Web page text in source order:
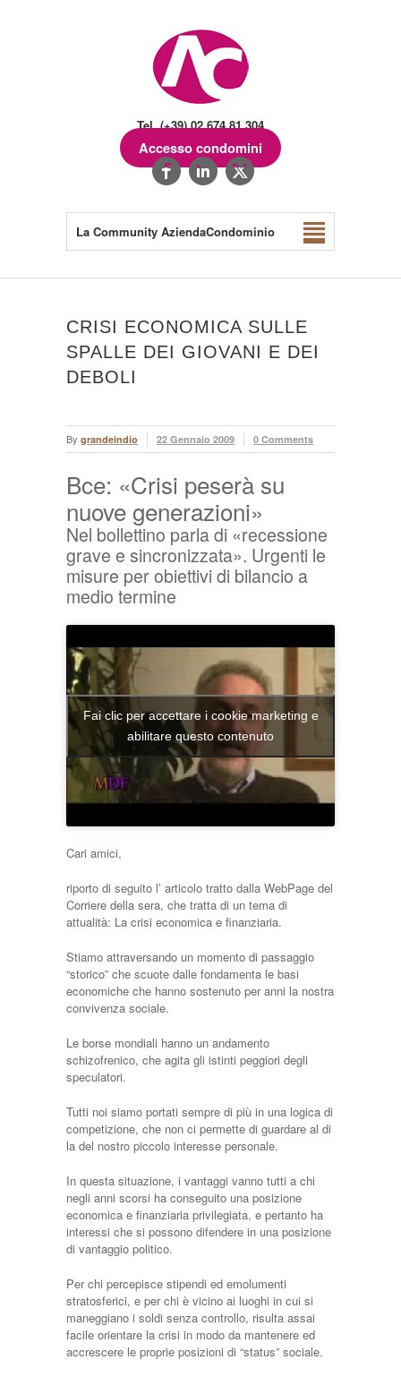
Tel. (+39) 02.674.81.304
Accesso condomini
La Community AziendaCondominio
CRISI ECONOMICA SULLE
SPALLE DEI GIOVANI E DEI
DEBOLI
By grandeindio 22 Gennaio 2009 0 Comments
Bce: «Crisi peserà su
nuove generazioni»
Nel bollettino parla di «recessione
grave e sincronizzata». Urgenti le
misure per obiettivi di bilancio a
medio termine
Fai clic per accettare i cookie marketing e
abilitare questo contenuto
Cari amici,
riporto di seguito l’ articolo tratto dalla WebPage del
Corriere della sera, che tratta di un tema di
attualità: La crisi economica e finanziaria.
Stiamo attraversando un momento di passaggio
“storico” che scuote dalle fondamenta le basi
economiche che hanno sostenuto per anni la nostra
convivenza sociale.
Le borse mondiali hanno un andamento
schizofrenico, che agita gli istinti peggiori degli
speculatori.
Tutti noi siamo portati sempre di più in una logica di
competizione, che non ci permette di guardare al di
la del nostro piccolo interesse personale.
In questa situazione, i vantaggi vanno tutti a chi
negli anni scorsi ha conseguito una posizione
economica e finanziaria privilegiata, e pertanto ha
interessi che si possono difendere in una posizione
di vantaggio politico.
Per chi percepisce stipendi ed emolumenti
stratosferici, e per chi è vicino ai luoghi in cui si
maneggiano i soldi senza controllo, risulta assai
facile orientare la crisi in modo da mantenere ed
accrescere le proprie posizioni di “status” sociale.